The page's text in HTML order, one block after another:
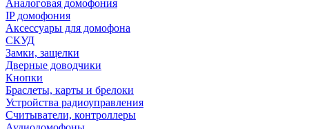
Аналоговая домофония
IP домофония
Аксессуары для домофона
СКУД
Замки, защелки
Дверные доводчики
Кнопки
Браслеты, карты и брелоки
Устройства радиоуправления
Считыватели, контроллеры